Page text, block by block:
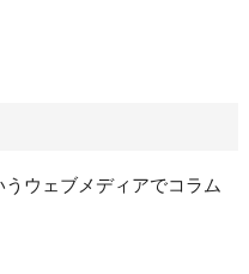
ウェブメディアでコラム